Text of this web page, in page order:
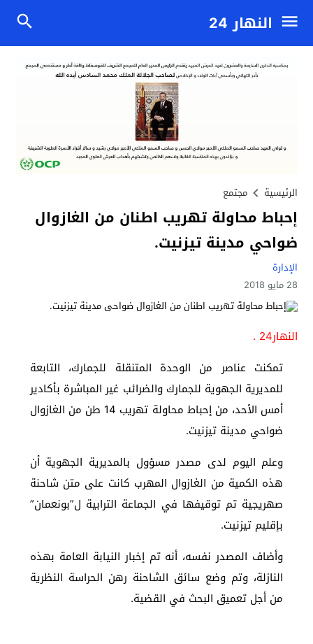
النهار 24
الرئيسية مجتمع
إحباط محاولة تهريب اطنان من الغازوال
ضواحي مدينة تيزنيت.
الإدارة
28 مايو 2018
النهار24 .
تمكنت عناصر من الوحدة المتنقلة للجمارك، التابعة
للمديرية الجهوية للجمارك والضرائب غير المباشرة بأكادير
أمس الأحد، من إحباط محاولة تهريب 14 طن من الغازوال
ضواحي مدينة تيزنيت.
وعلم اليوم لدى مصدر مسؤول بالمديرية الجهوية أن
هذه الكمية من الغازوال المهرب كانت على متن شاحنة
صهريجية تم توقيفها في الجماعة الترابية ل”بونعمان”
بإقليم تيزنيت.
وأضاف المصدر نفسه، أنه تم إخبار النيابة العامة بهذه
النازلة، وتم وضع سائق الشاحنة رهن الحراسة النظرية
من أجل تعميق البحث في القضية.